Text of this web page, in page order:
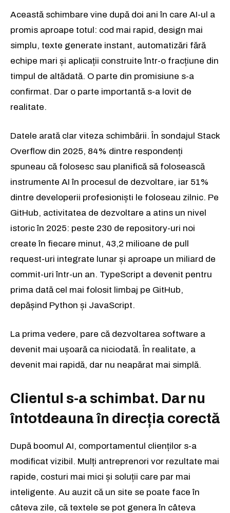
Această schimbare vine după doi ani în care AI-ul a
promis aproape totul: cod mai rapid, design mai
simplu, texte generate instant, automatizări fără
echipe mari și aplicații construite într-o fracțiune din
timpul de altădată. O parte din promisiune s-a
confirmat. Dar o parte importantă s-a lovit de
realitate.
Datele arată clar viteza schimbării. În sondajul Stack
Overflow din 2025, 84% dintre respondenți
spuneau că folosesc sau planifică să folosească
instrumente AI în procesul de dezvoltare, iar 51%
dintre developerii profesioniști le foloseau zilnic. Pe
GitHub, activitatea de dezvoltare a atins un nivel
istoric în 2025: peste 230 de repository-uri noi
create în fiecare minut, 43,2 milioane de pull
request-uri integrate lunar și aproape un miliard de
commit-uri într-un an. TypeScript a devenit pentru
prima dată cel mai folosit limbaj pe GitHub,
depășind Python și JavaScript.
La prima vedere, pare că dezvoltarea software a
devenit mai ușoară ca niciodată. În realitate, a
devenit mai rapidă, dar nu neapărat mai simplă.
Clientul s-a schimbat. Dar nu
întotdeauna în direcția corectă
După boomul AI, comportamentul clienților s-a
modificat vizibil. Mulți antreprenori vor rezultate mai
rapide, costuri mai mici și soluții care par mai
inteligente. Au auzit că un site se poate face în
câteva zile, că textele se pot genera în câteva